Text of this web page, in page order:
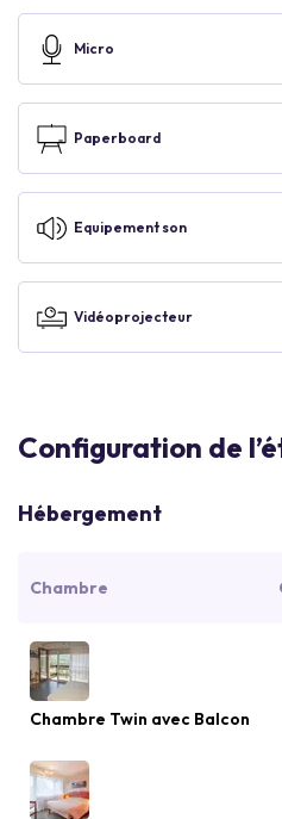
Micro
Paperboard
Equipement son
Vidéoprojecteur
Configuration de
Hébergement
Chambre
Chambre Twin avec Balcon